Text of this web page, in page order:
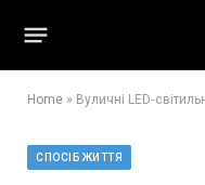
Home » Вуличні
СПОСІБ ЖИТТЯ